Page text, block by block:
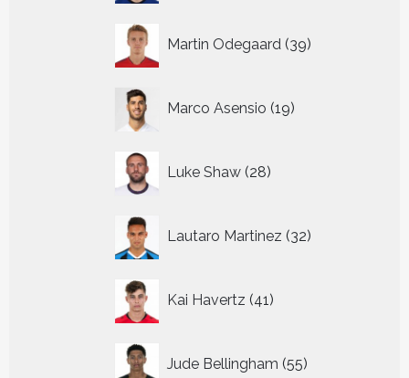
Martin Odegaard 39
producten
Marco Asensio 19
producten
Luke Shaw 28
producten
Lautaro Martinez 32
producten
Kai Havertz 41
producten
Jude Bellingham 55
producten